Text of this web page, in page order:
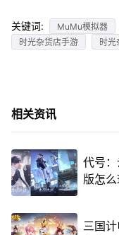
关键词: MuMu模拟器
时光杂货店手游
时光
相关资讯
代号
版怎
三国